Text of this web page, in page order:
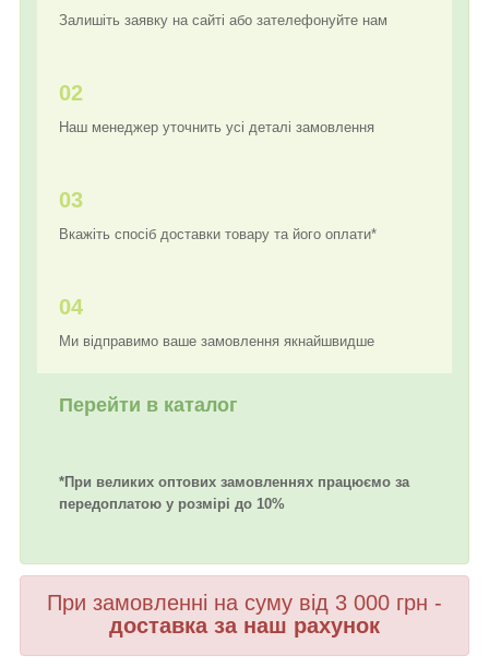
Залишіть заявку на сайті або зателефонуйте нам
02
Наш менеджер уточнить усі деталі замовлення
03
Вкажіть спосіб доставки товару та його оплати*
04
Ми відправимо ваше замовлення якнайшвидше
Перейти в каталог
*При великих оптових замовленнях працюємо за
передоплатою у розмірі до 10%
При замовленні на суму від 3 000 грн -
доставка за наш рахунок